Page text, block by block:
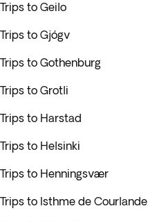
Trips to Geilo
Trips to Gjógv
Trips to Gothenburg
Trips to Grotli
Trips to Harstad
Trips to Helsinki
Trips to Henningsvær
Trips to Isthme de Courlande